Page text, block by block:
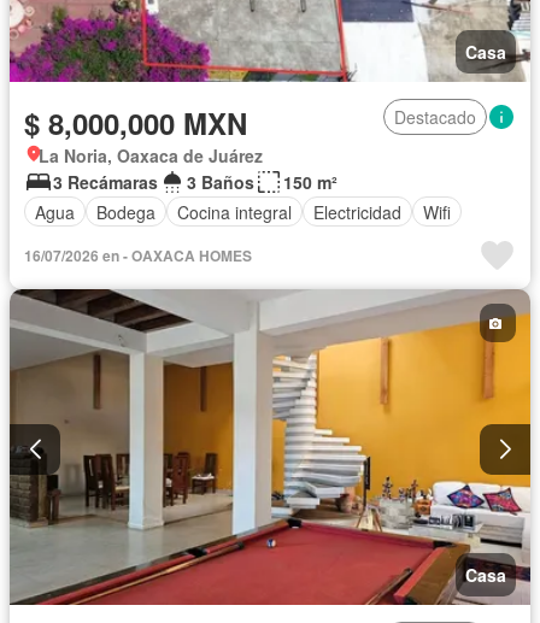
Casa
$ 8,000,000 MXN
Destacado
La Noria, Oaxaca de Juárez
3 Recámaras
3 Baños
150 m²
Agua
Bodega Cocina integral Electricidad Wifi
16/07/2026 en - OAXACA HOMES
Casa